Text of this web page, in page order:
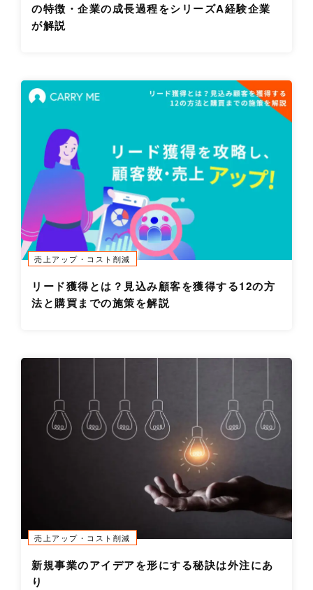
の特徴・企業の成長過程をシリーズA経験企業
が解説
リード獲得とは？見込み顧客を獲得する12の方
法と購買までの施策を解説
売上アップ・コスト削減
新規事業のアイデアを形にする秘訣は外注にあ
り
売上アップ・コスト削減